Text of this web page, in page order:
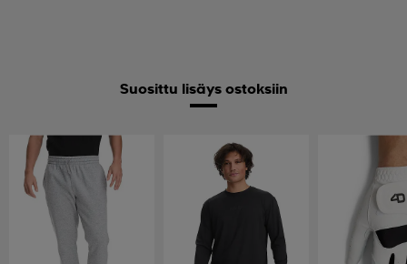
Suosittu lisäys ostoksiin